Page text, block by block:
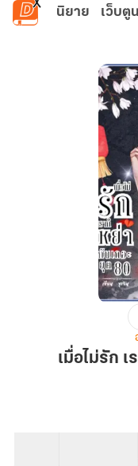
ข้ามไปยังเนื้อหาหลัก
นิยาย เว็บตูน
รัก
เมื่อไม่รัก
จำนวนคำ จำนวนหน้า (A5)